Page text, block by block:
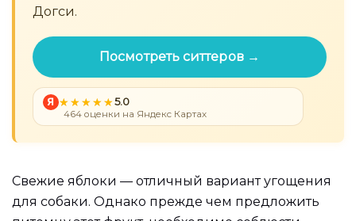
Догси.
Посмотреть ситтеров →
Я 5.0
464 оценки на Яндекс Картах
Свежие яблоки — отличный вариант угощения
для собаки. Однако прежде чем предложить